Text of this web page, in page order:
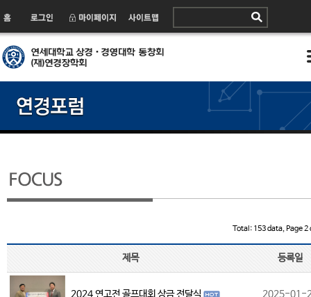
Total: 153 data, Page 2
제목 등록일
2024 연고전 골프대회 상금 전달식 2025-01-